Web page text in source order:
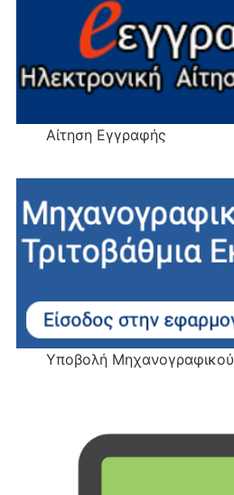
Αίτηση Εγγραφής
Υποβολή Μηχανογραφικού